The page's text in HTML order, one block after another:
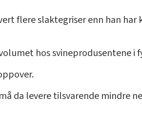
flere slaktegriser enn han har
hos svineprodusentene i
da levere tilsvarende mindre